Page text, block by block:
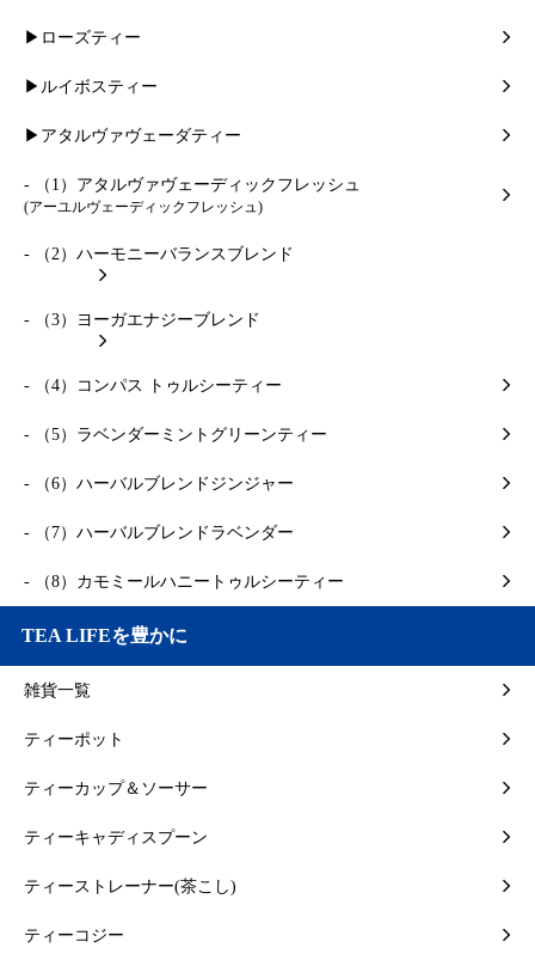
▶ローズティー
▶ルイボスティー
▶アタルヴァヴェーダティー
- （1）アタルヴァヴェーディックフレッシュ
(アーユルヴェーディックフレッシュ)
- （2）ハーモニーバランスブレンド
- （3）ヨーガエナジーブレンド
- （4）コンパス トゥルシーティー
- （5）ラベンダーミントグリーンティー
- （6）ハーバルブレンドジンジャー
- （7）ハーバルブレンドラベンダー
- （8）カモミールハニートゥルシーティー
TEA LIFEを豊かに
雑貨一覧
ティーポット
ティーカップ＆ソーサー
ティーキャディスプーン
ティーストレーナー(茶こし)
ティーコジー